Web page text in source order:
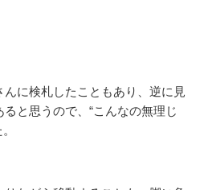
に検札したこともあり、逆に見
と思うので、“こんなの無理じ